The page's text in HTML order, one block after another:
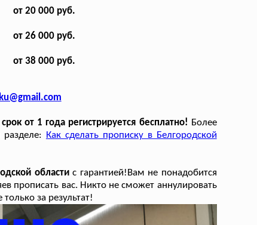
от 20 000 руб.
от 26 000 руб.
от 38 000 руб.
от 1 года регистрируется бесплатно! Более
Как сделать прописку в Белгородской
областис гарантией!Вам не понадобится
прописать вас. Никто не сможет аннулировать
за результат!